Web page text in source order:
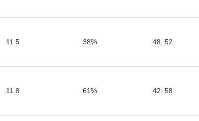
11.5 38% 48: 52
11.8 61% 42: 58